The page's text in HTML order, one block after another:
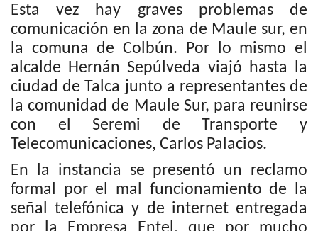
Esta vez hay graves problemas de
comunicación en la zona de Maule sur, en
la comuna de Colbún. Por lo mismo el
alcalde Hernán Sepúlveda viajó hasta la
ciudad de Talca junto a representantes de
la comunidad de Maule Sur, para reunirse
con el Seremi de Transporte y
Telecomunicaciones, Carlos Palacios.
En la instancia se presentó un reclamo
formal por el mal funcionamiento de la
señal telefónica y de internet entregada